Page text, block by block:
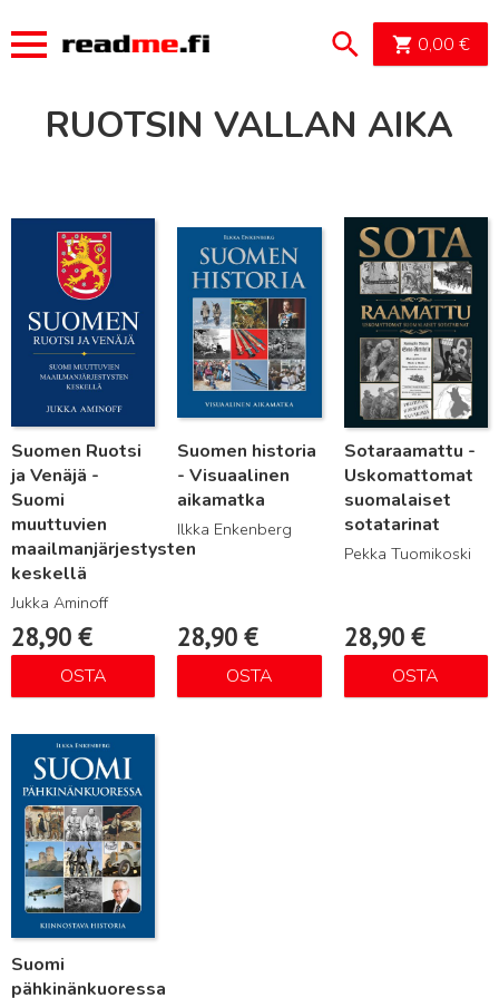
0,00 €
RUOTSIN VALLAN AIKA
Suomen Ruotsi
ja Venäjä -
Suomi
muuttuvien
maailmanjärjestysten
keskellä
Jukka Aminoff
28,90 €
OSTA
Lue lisää
Suomen historia
- Visuaalinen
aikamatka
Ilkka Enkenberg
28,90€
OSTA
Lue lisää
Sotaraamattu -
Uskomattomat
suomalaiset
sotatarinat
Pekka Tuomikoski
28,90 €
OSTA
Lue lisää
Suomi
pähkinänkuoressa
Lue lisää